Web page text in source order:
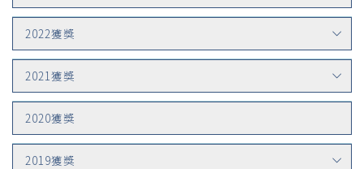
2022獲獎
2021獲獎
2020獲獎
2019獲獎